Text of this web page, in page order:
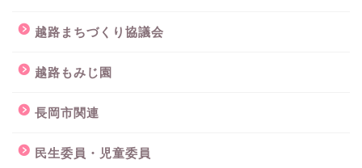
越路まちづくり協議会
越路もみじ園
長岡市関連
民生委員・児童委員